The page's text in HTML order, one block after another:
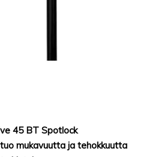
45 BT Spotlock
mukavuutta ja tehokkuutta